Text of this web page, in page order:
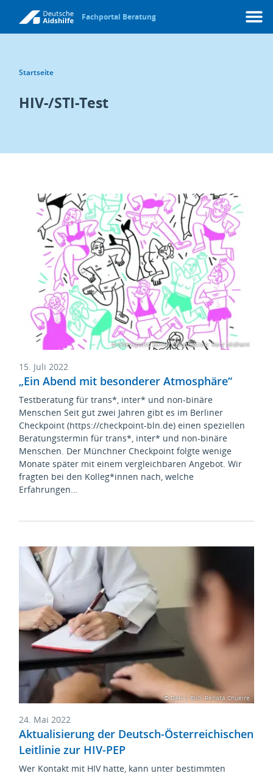
Fachportal Beratung Menü
Startseite
HIV-/STI-Test
© Checkpoint Berlin / Illustration: Rory Midhani
15. Juli 2022
„Ein Abend mit besonderer Atmosphäre“
Testberatung für trans*, inter* und non-binäre
Menschen Seit gut zwei Jahren gibt es im Berliner
Checkpoint (https://checkpoint-bln.de) einen speziellen
Beratungstermin für trans*, inter* und non-binäre
Menschen. Der Münchner Checkpoint folgte wenige
Monate später mit einem vergleichbaren Angebot. Wir
fragten bei den Kolleg*innen nach, welche
Erfahrungen…
© DAH | Bild: Renata Chueire
24. Mai 2022
Aktualisierung der Deutsch-Österreichischen
Leitlinie zur HIV-PEP
Wer Kontakt mit HIV hatte, kann unter bestimmten